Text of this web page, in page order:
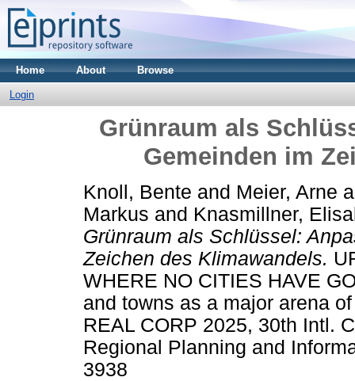
Home About Browse
Login
Grünraum als
Gemeinden im
Knoll, Bente and Meier, Arne
Markus and Knasmillner,
Grünraum als Schlüssel:
Zeichen des Klimawandels.
WHERE NO CITIES HAVE
and towns as a major arena
REAL CORP 2025, 30th Intl.
Regional Planning and
3938